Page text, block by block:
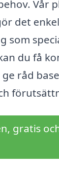
Vår
det
som
du få
råd
gratis